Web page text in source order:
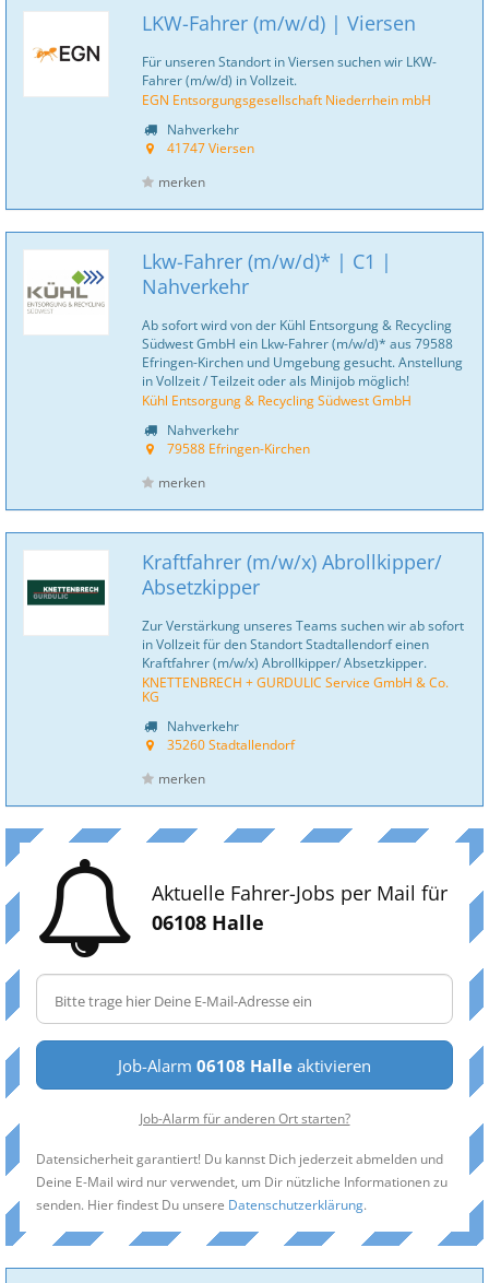
LKW-Fahrer (m/w/d) | Viersen
Für unseren Standort in Viersen suchen wir LKW-
Fahrer (m/w/d) in Vollzeit.
EGN Entsorgungsgesellschaft Niederrhein mbH
Nahverkehr
41747 Viersen
merken
Lkw-Fahrer (m/w/d)* | C1 |
Nahverkehr
Ab sofort wird von der Kühl Entsorgung & Recycling
Südwest GmbH ein Lkw-Fahrer (m/w/d)* aus 79588
Efringen-Kirchen und Umgebung gesucht. Anstellung
in Vollzeit / Teilzeit oder als Minijob möglich!
Kühl Entsorgung & Recycling Südwest GmbH
Nahverkehr
79588 Efringen-Kirchen
merken
Kraftfahrer (m/w/x) Abrollkipper/
Absetzkipper
Zur Verstärkung unseres Teams suchen wir ab sofort
in Vollzeit für den Standort Stadtallendorf einen
Kraftfahrer (m/w/x) Abrollkipper/ Absetzkipper.
KNETTENBRECH + GURDULIC Service GmbH & Co.
KG
Nahverkehr
35260 Stadtallendorf
merken
Aktuelle Fahrer-Jobs per Mail für
06108 Halle
Job-Alarm 06108 Halle aktivieren
Job-Alarm für anderen Ort starten?
Datensicherheit garantiert! Du kannst Dich jederzeit abmelden und
Deine E-Mail wird nur verwendet, um Dir nützliche Informationen zu
senden. Hier findest Du unsere Datenschutzerklärung.